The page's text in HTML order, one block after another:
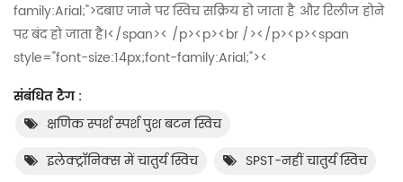
family:Arial;">दबाए जाने पर स्विच सक्रिय हो जाता है और रिलीज होने
पर बंद हो जाता है।</span>< /p><p><br /></p><p><span
style="font-size:14px;font-family:Arial;"><
संबंधित टैग :
क्षणिक स्पर्श स्पर्श पुश बटन स्विच
इलेक्ट्रॉनिक्स में चातुर्य स्विच
SPST-नहीं चातुर्य स्विच